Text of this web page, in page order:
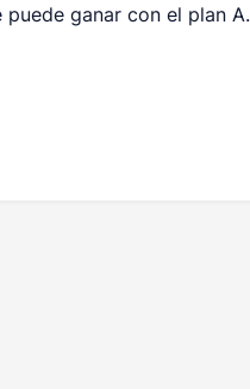
ganar con el plan A.